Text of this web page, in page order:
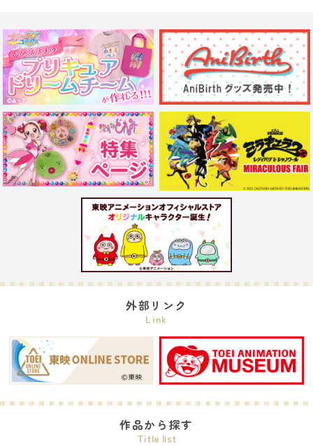
外部リンク
Link
作品から探す
Title list